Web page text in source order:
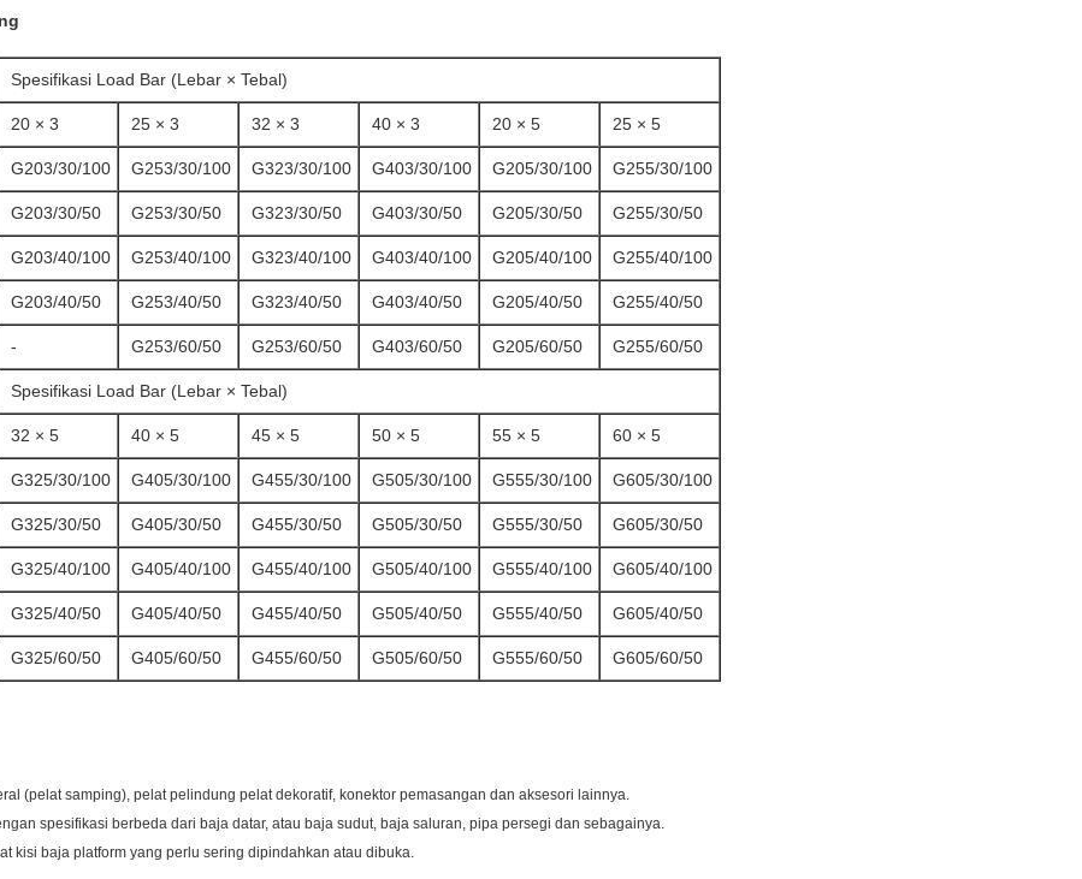
Spesifikasi Load Bar (Lebar × Tebal)
20 × 3 25 × 3 32 × 3 40 × 3 20 × 5 25 × 5
G203/30/100 G253/30/100 G323/30/100 G403/30/100 G205/30/100 G255/30/100
G203/30/50 G253/30/50 G323/30/50 G403/30/50 G205/30/50 G255/30/50
G203/40/100 G253/40/100 G323/40/100 G403/40/100 G205/40/100 G255/40/100
G203/40/50 G253/40/50 G323/40/50 G403/40/50 G205/40/50 G255/40/50
- G253/60/50 G253/60/50 G403/60/50 G205/60/50 G255/60/50
Spesifikasi Load Bar (Lebar × Tebal)
32 × 5 40 × 5 45 × 5 50 × 5 55 × 5 60 × 5
G325/30/100 G405/30/100 G455/30/100 G505/30/100 G555/30/100 G605/30/100
G325/30/50 G405/30/50 G455/30/50 G505/30/50 G555/30/50 G605/30/50
G325/40/100 G405/40/100 G455/40/100 G505/40/100 G555/40/100 G605/40/100
G325/40/50 G405/40/50 G455/40/50 G505/40/50 G555/40/50 G605/40/50
G325/60/50 G405/60/50 G455/60/50 G505/60/50 G555/60/50 G605/60/50
(pelat samping), pelat pelindung pelat dekoratif, konektor pemasangan dan aksesori lainnya.
spesifikasi berbeda dari baja datar, atau baja sudut, baja saluran, pipa persegi dan sebagainya.
kisi baja platform yang perlu sering dipindahkan atau dibuka.